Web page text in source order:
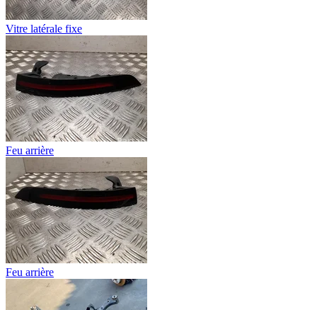
Vitre latérale fixe
Feu arrière
Feu arrière